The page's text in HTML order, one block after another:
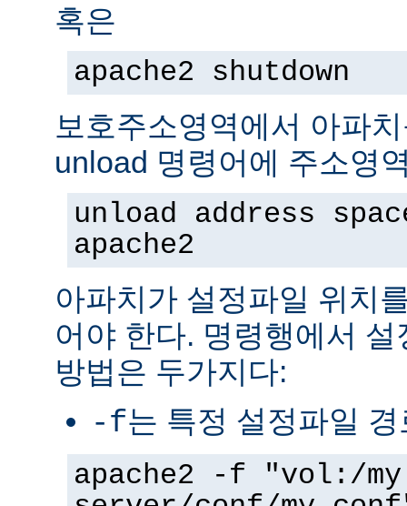
혹은
apache2 shutdown
보호주소영역에서 아파
unload 명령어에 주소영
unload address
apache2
아파치가 설정파일 위치
어야 한다. 명령행에서
방법은 두가지다:
-f는 특정 설정파일
apache2 -f "vol:/my